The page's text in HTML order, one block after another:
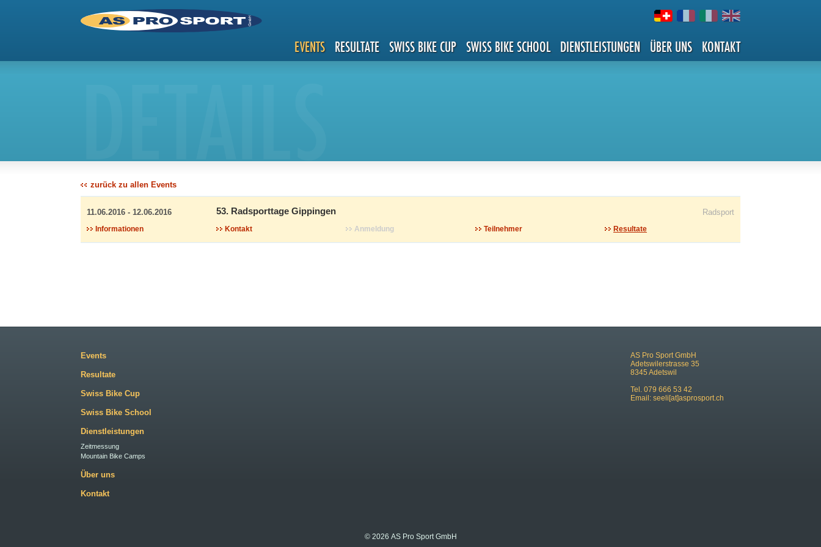
EVENTS RESULTATE SWISS BIKE CUP SWISS BIKE SCHOOL DIENSTLEISTUNGEN ÜBER UNS KONTAKT
zurück zu allen Events
11.06.2016 - 12.06.2016 Radsport
53. Radsporttage Gippingen
Informationen Kontakt Anmeldung Teilnehmer Resultate
AS Pro Sport GmbH
Adetswilerstrasse 35
8345 Adetswil
Tel. 079 666 53 42
Email: seeli[at]asprosport.ch
Events
Resultate
Swiss Bike Cup
Swiss Bike School
Dienstleistungen
Zeitmessung
Mountain Bike Camps
Über uns
Kontakt
© 2026 AS Pro Sport GmbH